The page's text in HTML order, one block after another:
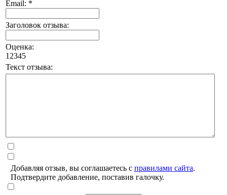
Email: *
Заголовок отзыва:
Оценка:
1 2345
Текст отзыва:
Добавляя отзыв, вы соглашаетесь с правилами сайта.
Подтвердите добавление, поставив галочку.